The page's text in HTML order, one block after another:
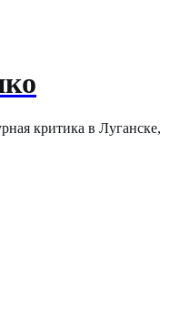
критика в Луганске,